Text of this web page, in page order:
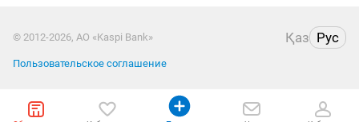
Объявления в Костанае
© 2012-2026, АО «Kaspi Bank» Қаз Рус
Пользовательское соглашение